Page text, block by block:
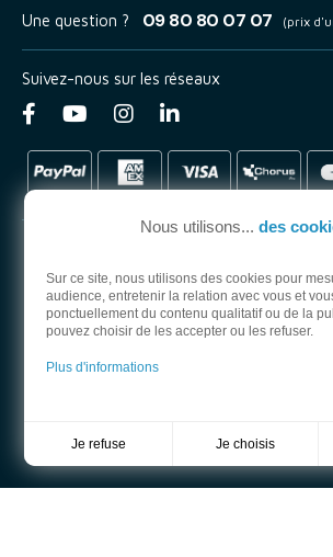
Nous utilisons... des
Sur ce site, nous utilisons des cookies pour
audience, entretenir la relation avec vous et
ponctuellement du contenu qualitatif ou de la
pouvez choisir de les accepter ou les refuser.
Plus d'informations
Je refuse Je choisis
Une question ? 09 80 80 07 07 (prix
Suivez-nous sur les réseaux
PARTENAIRE